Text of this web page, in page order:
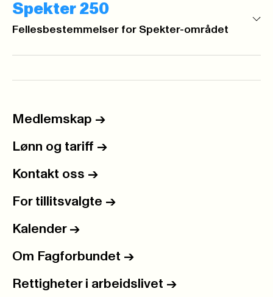
Spekter 250
Fellesbestemmelser for Spekter-området
Medlemskap ->
Lønn og tariff ->
Kontakt oss ->
For tillitsvalgte ->
Kalender ->
Om Fagforbundet ->
Rettigheter i arbeidslivet ->